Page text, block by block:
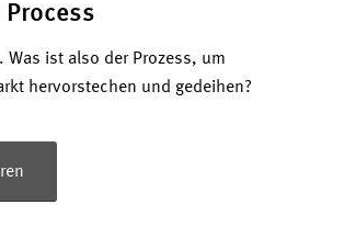
Process
Was ist also der Prozess, um
hervorstechen und gedeihen?